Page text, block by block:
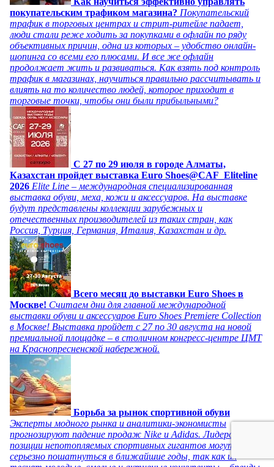
покупательским трафиком магазина? Покупательский
трафик в торговых центрах и стрит-ритейле падает,
люди стали реже ходить за покупками в офлайн по ряду
объективных причин, одна из которых – удобство онлайн-
шопинга со всеми его плюсами. И все же офлайн
продолжает жить и развиваться. Как взять под контроль
трафик в магазинах, научиться правильно рассчитывать и
влиять на то количество людей, которое приходит в
торговые точки, чтобы они были прибыльными?
C 27 по 29 июля в городе Алматы,
Казахстан пройдет выставка Euro Shoes@CAF_Eliteline
2026 Elite Line – международная специализированная
выставка обуви, меха, кожи и аксессуаров. На выставке
будут представлены коллекции зарубежных и
отечественных производителей из таких стран, как
Россия, Турция, Германия, Италия, Казахстан и др.
Всего месяц до выставки Euro Shoes в
Москве! Считаем дни для главной международной
выставки обуви и аксессуаров Euro Shoes Premiere Collection
в Москве! Выставка пройдет с 27 по 30 августа на новой
премиальной площадке – в столичном конгресс-центре ЦМТ
на Краснопресненской набережной.
Борьба за рынок спортивной обуви
Эксперты модного рынка и аналитики-экономисты
прогнозируют падение продаж Nike и Adidas. Лидерские
позиции непотопляемых спортивных гигантов могут
серьезно пошатнуться в ближайшие годы, так как их